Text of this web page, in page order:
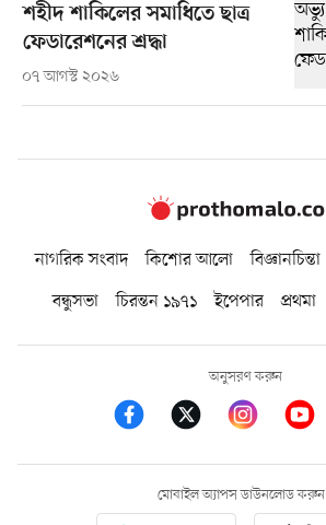
শহীদ শাকিলের সমাধিতে ছাত্র
ফেডারেশনের শ্রদ্ধা
০৭ আগস্ট ২০২৬
নাগরিক সংবাদ কিশোর আলো বিজ্ঞানচিন্তা
বন্ধুসভা
চিরন্তন ১৯৭১ ইপেপার প্রথমা
অনুসরণ করুন
মোবাইল অ্যাপস ডাউনলোড করুন